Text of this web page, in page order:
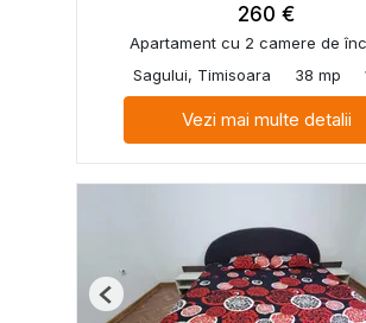
260 €
Apartament cu 2 camere de
Sagului, Timisoara
38 mp
Vezi mai multe detalii
Previous